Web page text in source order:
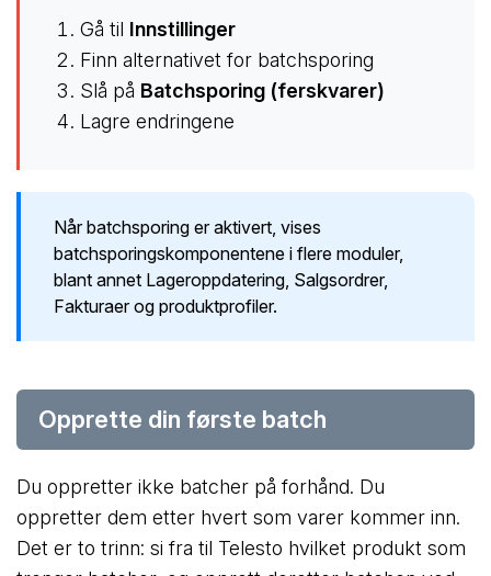
Gå til Innstillinger
Finn alternativet for batchsporing
Slå på Batchsporing (ferskvarer)
Lagre endringene
Når batchsporing er aktivert, vises
batchsporingskomponentene i flere moduler,
blant annet Lageroppdatering, Salgsordrer,
Fakturaer og produktprofiler.
Opprette din første batch
Du oppretter ikke batcher på forhånd. Du
oppretter dem etter hvert som varer kommer inn.
Det er to trinn: si fra til Telesto hvilket produkt som